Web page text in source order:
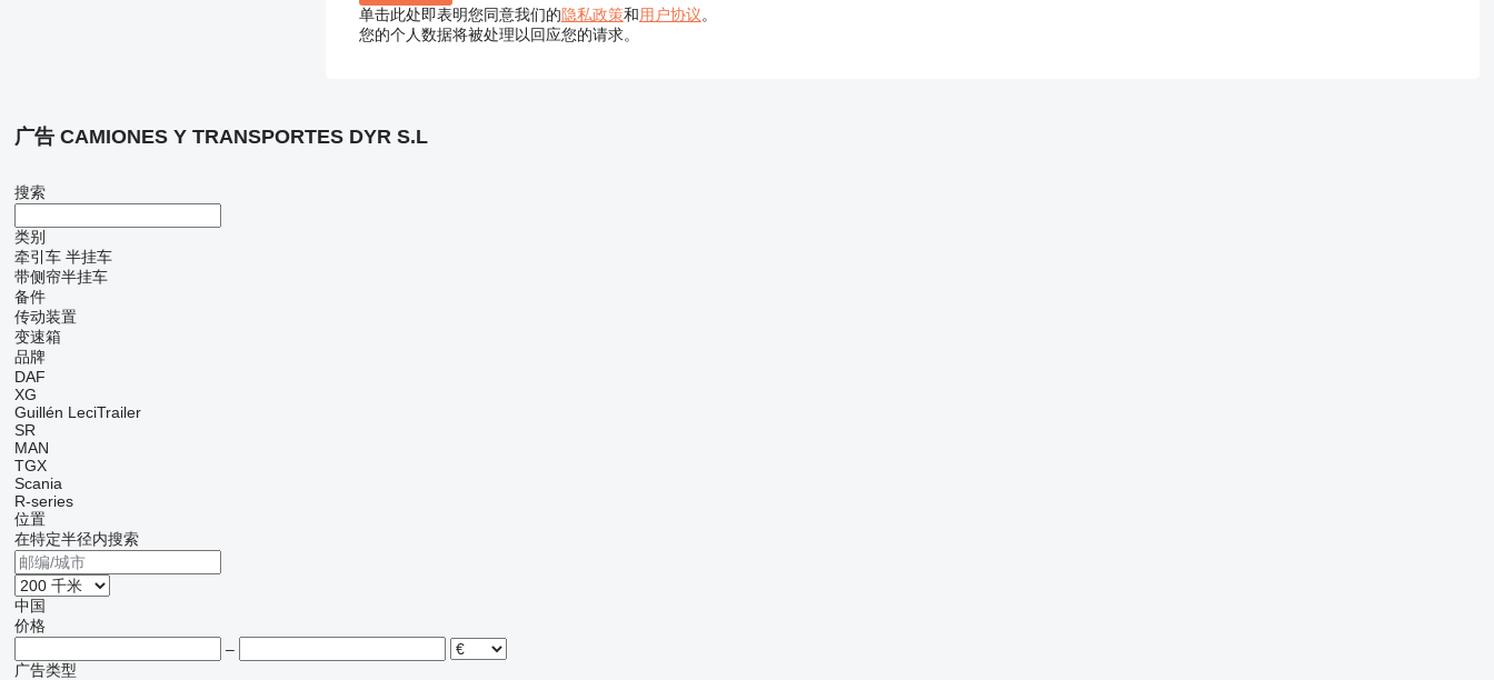
单击此处即表明您同意我们的隐私政策和用户协议。
您的个人数据将被处理以回应您的请求。
广告 CAMIONES Y TRANSPORTES DYR S.L
搜索
类别
牵引车 半挂车
带侧帘半挂车
备件
传动装置
变速箱
品牌
DAF
XG
Guillén LeciTrailer
SR
MAN
TGX
Scania
R-series
位置
在特定半径内搜索
中国
价格
–
广告类型